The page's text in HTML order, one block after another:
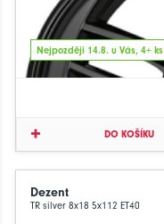
Nejpozději 14.8. u Vás, 4+ ks
DO KOŠÍKU
Dezent
TR silver 8x18 5x112 ET40